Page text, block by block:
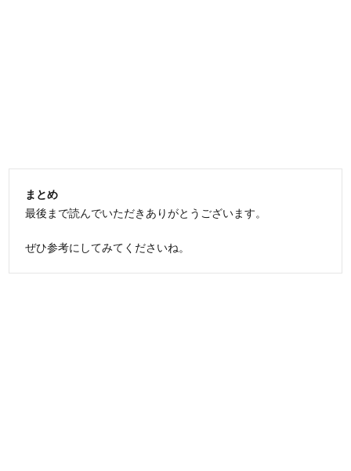
まとめ
最後まで読んでいただきありがとうございます。
ぜひ参考にしてみてくださいね。